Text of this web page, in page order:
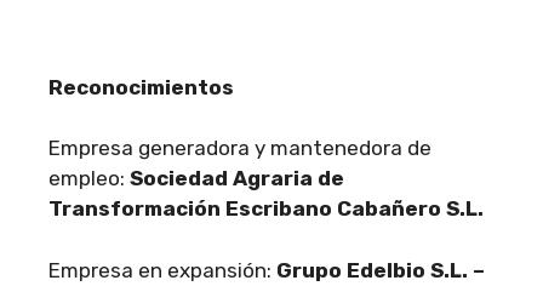
Reconocimientos
Empresa generadora y mantenedora de
empleo: Sociedad Agraria de
Transformación Escribano Cabañero S.L.
Empresa en expansión: Grupo Edelbio S.L. –